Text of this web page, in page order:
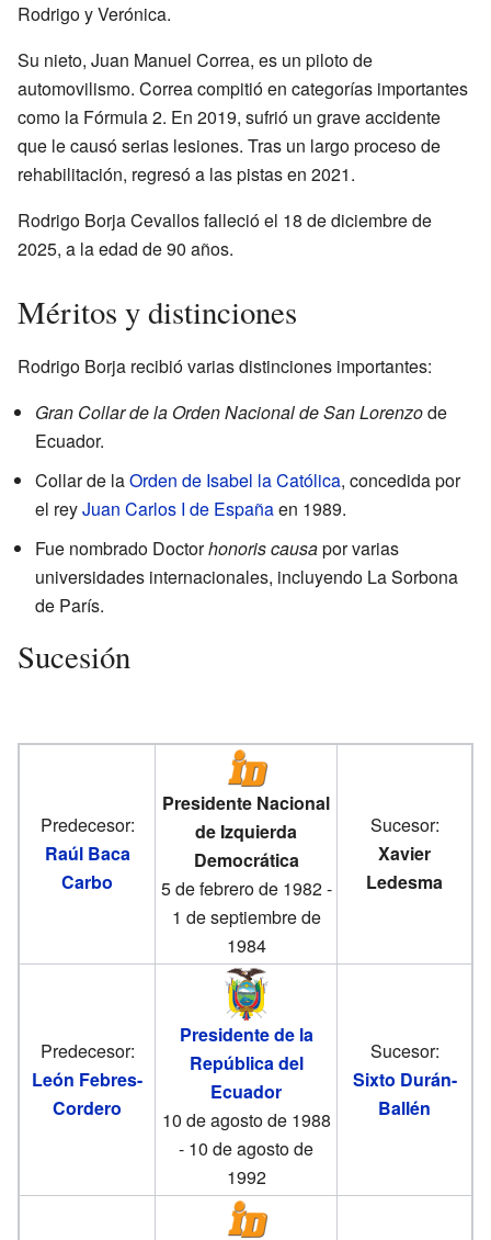
Rodrigo y Verónica.
Su nieto, Juan Manuel Correa, es un piloto de
automovilismo. Correa compitió en categorías importantes
como la Fórmula 2. En 2019, sufrió un grave accidente
que le causó serias lesiones. Tras un largo proceso de
rehabilitación, regresó a las pistas en 2021.
Rodrigo Borja Cevallos falleció el 18 de diciembre de
2025, a la edad de 90 años.
Méritos y distinciones
Rodrigo Borja recibió varias distinciones importantes:
Gran Collar de la Orden Nacional de San Lorenzode
Ecuador.
Collar de laOrden de Isabel la Católica, concedida por
el reyJuan Carlos I de Españaen 1989.
Fue nombrado Doctorhonoris causapor varias
universidades internacionales, incluyendo La Sorbona
de París.
Sucesión
Predecesor:
Raúl Baca
Carbo
Presidente Nacional
de Izquierda
Democrática
5 de febrero de 1982 -
1 de septiembre de
1984
Sucesor:
Xavier
Ledesma
Predecesor:
León Febres-
Cordero
Presidente de la
República del
Ecuador
10 de agosto de 1988
- 10 de agosto de
1992
Sucesor:
Sixto Durán-
Ballén